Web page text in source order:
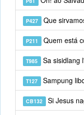
P427 Que
P211 Quem está
T985 Sa sisidlang
T127 Sampung
CB132 Si Jesus